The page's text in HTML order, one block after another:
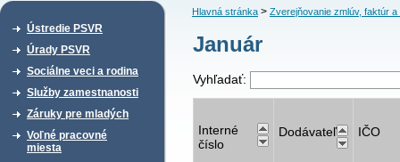
Ústredie PSVR
Úrady PSVR
Sociálne veci a rodina
Služby zamestnanosti
Záruky pre mladých
Voľné pracovné
miesta
Hlavná stránka> Zverejňovanie zmlúv, faktúr a
Január
Vyhľadať:
Interné
číslo
Dodávateľ IČO